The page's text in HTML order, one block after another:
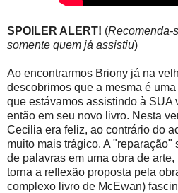
SPOILER ALERT! (Recomenda-
somente quem já assistiu)
Ao encontrarmos Briony já na
descobrimos que a mesma é
que estávamos assistindo à SUA
então em seu novo livro. Nesta
Cecilia era feliz, ao contrário do
muito mais trágico. A "reparação"
de palavras em uma obra de
torna a reflexão proposta pela
complexo livro de McEwan)